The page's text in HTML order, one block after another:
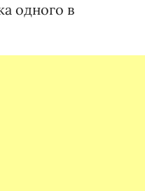
одного в